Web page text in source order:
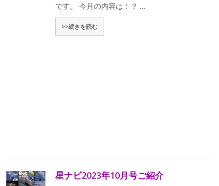
です。 今月の内容は！？ …
>>続きを読む
星ナビ2023年10月号ご紹介